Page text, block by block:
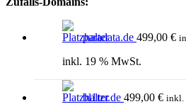
paradata.de 499,00 €
inkl. 19 % MwSt.
bl1tzr.de 499,00 € inkl.